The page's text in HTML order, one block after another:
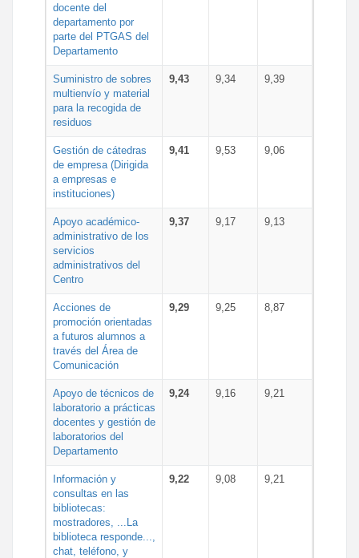
docente del
departamento por
parte del PTGAS del
Departamento
Suministro de sobres
multienvío y material
para la recogida de
residuos
9,43 9,34 9,39
Gestión de cátedras
de empresa (Dirigida
a empresas e
instituciones)
9,41 9,53 9,06
Apoyo académico-
administrativo de los
servicios
administrativos del
Centro
9,37 9,17 9,13
Acciones de
promoción orientadas
a futuros alumnos a
través del Área de
Comunicación
9,29 9,25 8,87
Apoyo de técnicos de
laboratorio a prácticas
docentes y gestión de
laboratorios del
Departamento
9,24 9,16 9,21
Información y
consultas en las
bibliotecas:
mostradores, ...La
biblioteca responde...,
chat, teléfono, y
9,22 9,08 9,21